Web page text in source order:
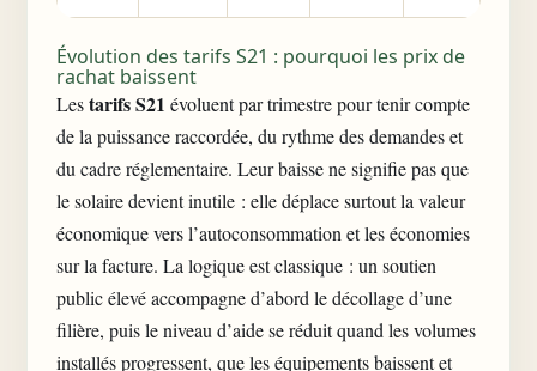
Évolution des tarifs S21 : pourquoi les prix de
rachat baissent
Lestarifs S21 évoluent par trimestre pour tenir compte
de la puissance raccordée, du rythme des demandes et
du cadre réglementaire. Leur baisse ne signifie pas que
le solaire devient inutile : elle déplace surtout la valeur
économique vers l’autoconsommation et les économies
sur la facture. La logique est classique : un soutien
public élevé accompagne d’abord le décollage d’une
filière, puis le niveau d’aide se réduit quand les volumes
installés progressent, que les équipements baissent et